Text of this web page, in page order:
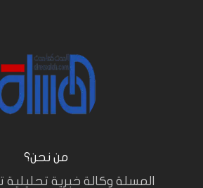
من نحن؟
المسلة وكالة خبرية